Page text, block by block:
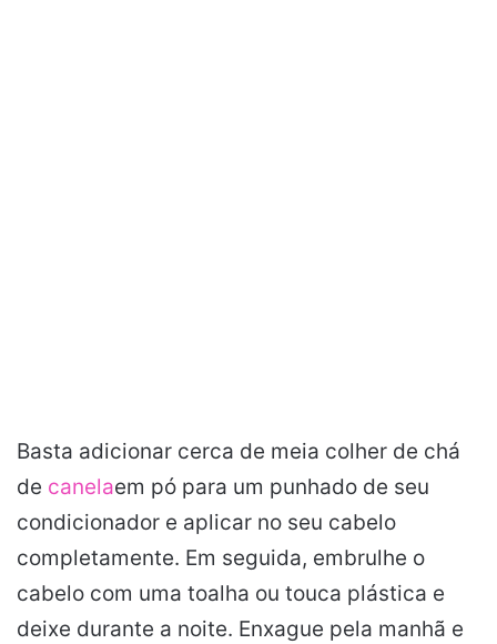
Basta adicionar cerca de meia colher de chá
de canelaem pó para um punhado de seu
condicionador e aplicar no seu cabelo
completamente. Em seguida, embrulhe o
cabelo com uma toalha ou touca plástica e
deixe durante a noite. Enxague pela manhã e